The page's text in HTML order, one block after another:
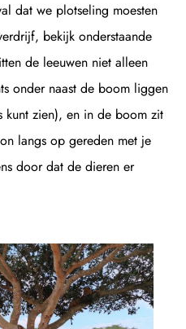
dat we plotseling moesten
bekijk onderstaande
de leeuwen niet alleen
onder naast de boom liggen
kunt zien), en in de boom zit
langs op gereden met je
door dat de dieren er